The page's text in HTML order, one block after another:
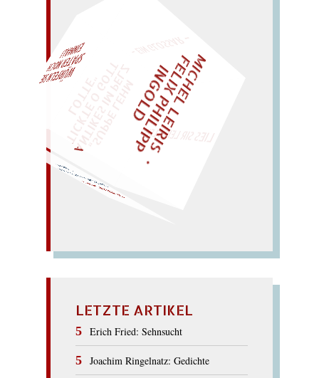
„
S
U
P
P
E
L
E
H
M
A
N
T
I
K
E
S
I
M
P
E
L
Z
T
I
C
K
T
E
O
G
O
T
T
L
O
T
T
E
FORTSCHRITT
tritt fristlos an Ort, frisst
Schrott.
M
I
C
H
E
L
L
E
I
R
I
S
・
F
E
L
I
X
P
H
I
L
I
P
P
I
N
G
O
L
D LIES SIR LEIRIS LEIS
AL!
LETZTE ARTIKEL
Erich Fried: Sehnsucht
Joachim Ringelnatz: Gedichte